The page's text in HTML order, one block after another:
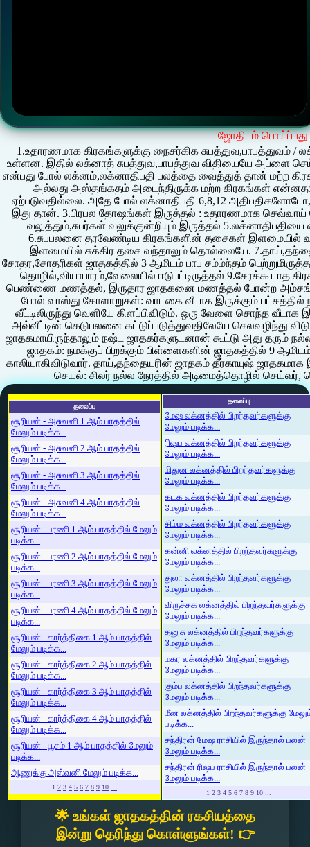
ஜோதிடம்
1.உதாரணமாக கிரகங்களுக்கு நைசர்கிக சுபத்துவ,பாபத்துவம் ‍/
உள்ளன. இதில் லக்னாத் சுபத்துவ,பாபத்துவ விதியையே அப்ளை
என்பது போல் லக்னம்,லக்னாதிபதி பலத்தை வைத்துத் தான் மற்ற
அல்லது அஸ்தங்கதம் அடைந்திருக்க மற்ற கிரகங்கள்
ஏற்படுவதில்லை. அதே போல் லக்னாதிபதி 6,8,12
இது தான். 3.பிரபல தோஷங்கள் இருத்தல் : உதாரணமாக
வலுத்தும்,சுபர்கள் வலுக்குன்றியும் இருத்தல்
6.சுபபலனை தரவேண்டிய கிரகங்களின் தசைகள் இளமையில்
இளமையில் சுக்கிர தசை வந்தாலும் தொல்லையே.
சோதர,சோதரிகள் ஜாதகத்தில் 3 ஆமிடம் பாப சம்ம்ந்தம்
தொழில்,வியாபாரம்,வேலையில் ஈடுபட்டிருத்தல் 9.சேரக்கூடாத
பெண்ணை மணத்தல், இருதார ஜாதகனை மணத்தல் போன்ற
போல் வாஸ்து கோளாறுகள்: வாடகை வீடாக இருக்கும் பட்சத்தில்
வீட்டிலிருந்து வெளியே கிளப்பிவிடும். ஒரு வேளை சொந்த
அவ்வீட்டின் கெடுபலனை கட்டுப்படுத்துவதிலேயே செலவழிந்து
ஜாதகமாயிருந்தாலும் நஷ்ட ஜாதகர்களுடனான் கூட்டு அது தரும்
ஜாதகம்: நமக்குப் பிறக்கும் பிள்ளைகளின் ஜாதகத்தில் 9
காலியாகிவிடுவார். தாய்,தந்தையரின் ஜாதகம் தீர்காயுஷ்
செயல்: சிலர் நல்ல நேரத்தில் அடிமைத்தொழில்
தலைப்பு
சூரியன் - அசுவனி 1 ஆம் பாதத்தில்
மேலும் படிக்க...
சூரியன் - அசுவனி 2 ஆம் பாதத்தில்
மேலும் படிக்க...
சூரியன் - அசுவனி 3 ஆம் பாதத்தில்
மேலும் படிக்க...
சூரியன் - அசுவனி 4 ஆம் பாதத்தில்
மேலும் படிக்க...
சூரியன் - பரணி 1 ஆம் பாதத்தில் மேலும்
படிக்க...
சூரியன் - பரணி 2 ஆம் பாதத்தில் மேலும்
படிக்க...
சூரியன் - பரணி 3 ஆம் பாதத்தில் மேலும்
படிக்க...
சூரியன் - பரணி 4 ஆம் பாதத்தில் மேலும்
படிக்க...
சூரியன் - கார்த்திகை 1 ஆம் பாதத்தில்
மேலும் படிக்க...
சூரியன் - கார்த்திகை 2 ஆம் பாதத்தில்
மேலும் படிக்க...
சூரியன் - கார்த்திகை 3 ஆம் பாதத்தில்
மேலும் படிக்க...
சூரியன் - கார்த்திகை 4 ஆம் பாதத்தில்
மேலும் படிக்க...
சூரியன் - பூசம் 1 ஆம் பாதத்தில் மேலும்
படிக்க...
ஆணுக்கு அஸ்வனி மேலும் படிக்க...
1 2 3 4 5 6 7 8 9 10 ...
தலைப்பு
மேஷ லக்னத்தில் பிறந்தவர்களுக்கு
மேலும் படிக்க...
ரிஷப லக்னத்தில் பிறந்தவர்களுக்கு
மேலும் படிக்க...
மிதுன லக்னத்தில் பிறந்தவர்களுக்கு
மேலும் படிக்க...
கடக லக்னத்தில் பிறந்தவர்களுக்கு
மேலும் படிக்க...
சிம்ம லக்னத்தில் பிறந்தவர்களுக்கு
மேலும் படிக்க...
கன்னி லக்னத்தில் பிறந்தவர்களுக்கு
மேலும் படிக்க...
துலா லக்னத்தில் பிறந்தவர்களுக்கு
மேலும் படிக்க...
விருச்சக லக்னத்தில் பிறந்தவர்களுக்கு
மேலும் படிக்க...
தனுசு லக்னத்தில் பிறந்தவர்களுக்கு
மேலும் படிக்க...
மகர லக்னத்தில் பிறந்தவர்களுக்கு
மேலும் படிக்க...
கும்ப லக்னத்தில் பிறந்தவர்களுக்கு
மேலும் படிக்க...
மீன லக்னத்தில் பிறந்தவர்களுக்கு
படிக்க...
சந்திரன் மேஷ ராசியில் இருந்தால் பலன்
மேலும் படிக்க...
சந்திரன் ரிஷப ராசியில் இருந்தால் பலன்
மேலும் படிக்க...
1 2 3 4 5 6 7 8 9 10 ...
🌟 உங்கள் ஜாதகத்தின் ரகசியத்தை
இன்று தெரிந்து கொள்ளுங்கள்! 👉